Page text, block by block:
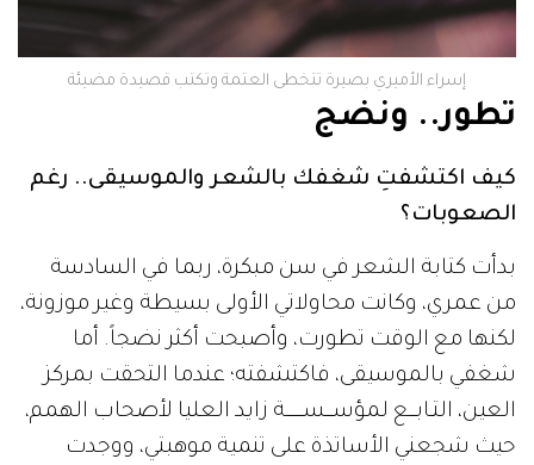
إسراء الأميري بصيرة تتخطى العتمة وتكتب قصيدة مضيئة
تطور.. ونضج
كيف اكتشفتِ شغفك بالشعر والموسيقى.. رغم
الصعوبات؟
بدأت كتابة الشعر في سن مبكرة، ربما في السادسة
من عمري، وكانت محاولاتي الأولى بسيطة وغير موزونة،
لكنها مع الوقت تطورت، وأصبحت أكثر نضجاً. أما
شغفي بالموسيقى، فاكتشفته؛ عندما التحقت بمركز
العين، التـابـــع لمؤســـســـــــة زايد العليا لأصحاب الهمم،
حيث شجعني الأساتذة على تنمية موهبتي، ووجدت